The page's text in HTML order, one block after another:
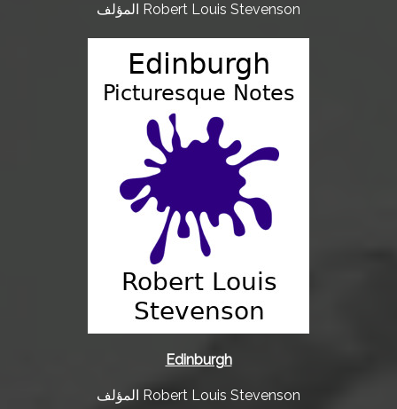
المؤلف Robert Louis Stevenson
Edinburgh
المؤلف Robert Louis Stevenson